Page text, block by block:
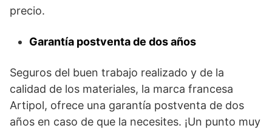
precio.
Garantía postventa de dos años
Seguros del buen trabajo realizado y de la
calidad de los materiales, la marca francesa
Artipol, ofrece una garantía postventa de dos
años en caso de que la necesites. ¡Un punto muy